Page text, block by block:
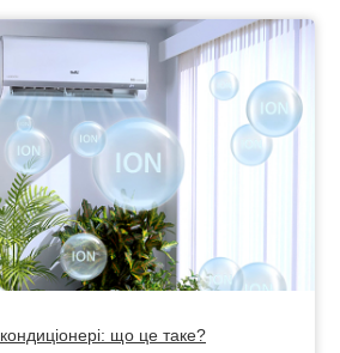
кондиціонері: що це таке?